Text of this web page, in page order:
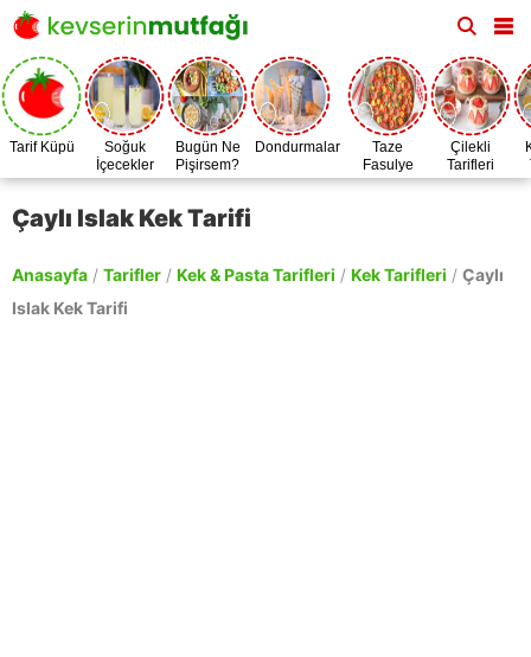
Tarif Küpü
Soğuk
İçecekler
Bugün Ne
Pişirsem?
Dondurmalar
Taze
Fasulye
Zamanı
Çilekli
Tarifleri
Çaylı Islak Kek Tarifi
Anasayfa / Tarifler / Kek & Pasta Tarifleri / Kek Tarifleri / Çaylı
Islak Kek Tarifi